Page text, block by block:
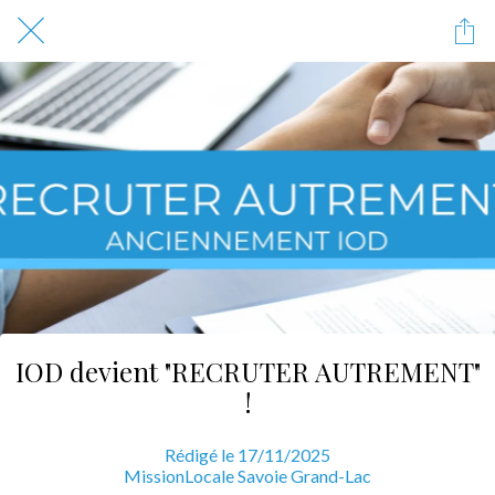
IOD devient "RECRUTER AUTREMENT"
!
Rédigé le 17/11/2025
MissionLocale Savoie Grand-Lac